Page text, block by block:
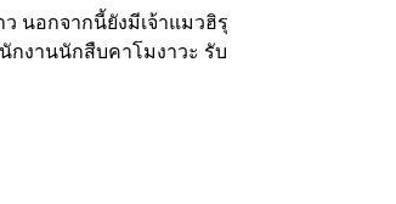
นอกจากนี้ยังมีเจ้าแมวฮิรุ
กงานนักสืบคาโมงาวะ รับ